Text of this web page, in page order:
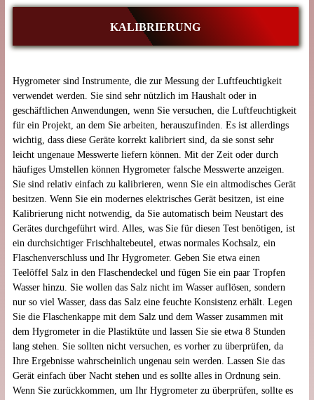
KALIBRIERUNG
Hygrometer sind Instrumente, die zur Messung der Luftfeuchtigkeit
verwendet werden. Sie sind sehr nützlich im Haushalt oder in
geschäftlichen Anwendungen, wenn Sie versuchen, die Luftfeuchtigkeit
für ein Projekt, an dem Sie arbeiten, herauszufinden. Es ist allerdings
wichtig, dass diese Geräte korrekt kalibriert sind, da sie sonst sehr
leicht ungenaue Messwerte liefern können. Mit der Zeit oder durch
häufiges Umstellen können Hygrometer falsche Messwerte anzeigen.
Sie sind relativ einfach zu kalibrieren, wenn Sie ein altmodisches Gerät
besitzen. Wenn Sie ein modernes elektrisches Gerät besitzen, ist eine
Kalibrierung nicht notwendig, da Sie automatisch beim Neustart des
Gerätes durchgeführt wird. Alles, was Sie für diesen Test benötigen, ist
ein durchsichtiger Frischhaltebeutel, etwas normales Kochsalz, ein
Flaschenverschluss und Ihr Hygrometer. Geben Sie etwa einen
Teelöffel Salz in den Flaschendeckel und fügen Sie ein paar Tropfen
Wasser hinzu. Sie wollen das Salz nicht im Wasser auflösen, sondern
nur so viel Wasser, dass das Salz eine feuchte Konsistenz erhält. Legen
Sie die Flaschenkappe mit dem Salz und dem Wasser zusammen mit
dem Hygrometer in die Plastiktüte und lassen Sie sie etwa 8 Stunden
lang stehen. Sie sollten nicht versuchen, es vorher zu überprüfen, da
Ihre Ergebnisse wahrscheinlich ungenau sein werden. Lassen Sie das
Gerät einfach über Nacht stehen und es sollte alles in Ordnung sein.
Wenn Sie zurückkommen, um Ihr Hygrometer zu überprüfen, sollte es